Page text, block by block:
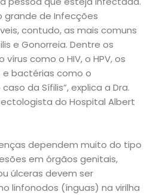
grande de Infecções
contudo, as mais comuns
e Gonorreia. Dentre os
como o HIV, o HPV, os
e bactérias como o
da Sífilis”, explica a Dra.
do Hospital Albert
dependem muito do tipo
em órgãos genitais,
úlceras devem ser
linfonodos (ínguas) na virilha